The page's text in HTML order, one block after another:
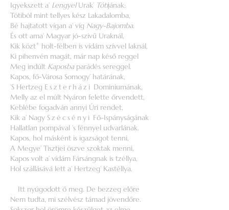
Igyekszett a’ LengyelUrak’ Tótijának:
Tótiból mint tellyes kész Lakadalomba,
Bé hajtatott vígan a’ víg Nagy-Bajomba.
És ott ama’ Magyar jó-szivű Uraknál,
Kik közt* holt-félben is vídám szívvel laknál,
Ki pihenvén magát, már nap késő reggel
Meg indúlt Kaposbaparádés sereggel.
Kapos, fő-Városa Somogy’ határának,
’S Hertzeg Eszterházi Dominiumának,
Melly az el múlt Nyáron felette őrvendett,
Keblébe fogadván annyi Úri rendet,
Kik a’ Nagy Szécsényi Fő-Ispányságának
Hallatlan pompával ’s fénnyel udvarlának.
Kapos, hol másként is igazságot tenni,
A Megye’ Tisztjei öszve szoktak menni,
Kapos volt a’ vídám Fársángnak is tzéllya,
Hol szállásává lett a’ Hertzeg’ Kastéllya.
Itt nyúgodott ő meg. De bezzeg előre
Nem tudta, mi szélvész támad jövendőre.